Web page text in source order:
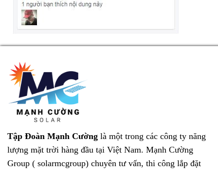
Tập Đoàn Mạnh Cường là một trong các công ty năng
lượng mặt trời hàng đầu tại Việt Nam. Mạnh Cường
Group ( solarmcgroup) chuyên tư vấn, thi công lắp đặt